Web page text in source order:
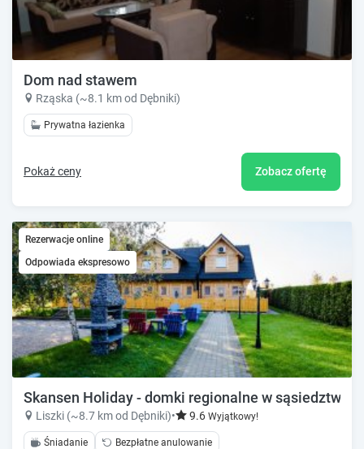
Dom nad stawem
Rząska (~8.1 km od Dębniki)
Prywatna łazienka
Pokaż ceny Zobacz ofertę
Rezerwacje online
Odpowiada ekspresowo
Skansen Holiday - domki regionalne w sąsiedztwie
Liszki (~8.7 km od Dębniki)• 9.6 Wyjątkowy!
Śniadanie Bezpłatne anulowanie